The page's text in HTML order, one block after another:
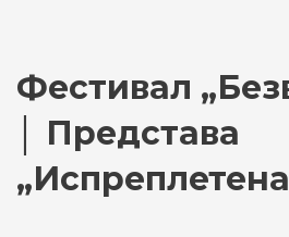
Фестивал
│ Представа